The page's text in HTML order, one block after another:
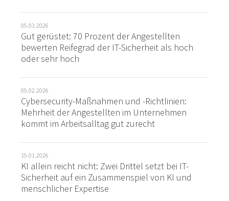
05.03.2026
Gut gerüstet: 70 Prozent der Angestellten
bewerten Reifegrad der IT-Sicherheit als hoch
oder sehr hoch
05.02.2026
Cybersecurity-Maßnahmen und -Richtlinien:
Mehrheit der Angestellten im Unternehmen
kommt im Arbeitsalltag gut zurecht
15.01.2026
KI allein reicht nicht: Zwei Drittel setzt bei IT-
Sicherheit auf ein Zusammenspiel von KI und
menschlicher Expertise